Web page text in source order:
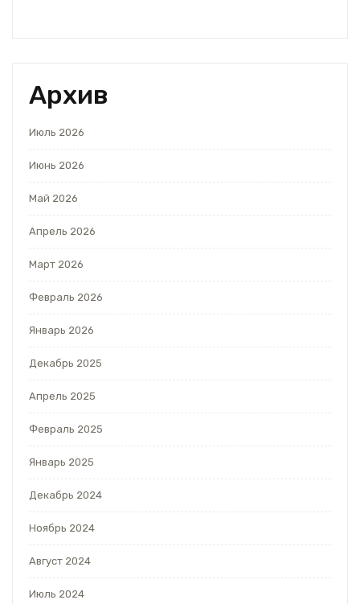
Архив
Июль 2026
Июнь 2026
Май 2026
Апрель 2026
Март 2026
Февраль 2026
Январь 2026
Декабрь 2025
Апрель 2025
Февраль 2025
Январь 2025
Декабрь 2024
Ноябрь 2024
Август 2024
Июль 2024